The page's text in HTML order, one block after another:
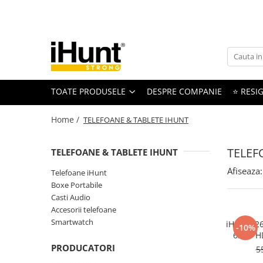
TELEFOANE & TABLETE IHUNT
Telefoane iHunt
Smartphone
Accesorii telefoane
Huse protectie
Smartwatch
ELECTROCASNICE
TOATE PRODUSELE DESPRE COMPANIE ⭐
Home / TELEFOANE & TABLETE IHUNT
TELEFOANE & TABLETE IHUNT
Telefoane iHunt
Boxe Portabile
Casti Audio
Accesorii telefoane
Smartwatch
PRODUCATORI
Afiseaza:
-10%
iHunt
6.52"
RAM,